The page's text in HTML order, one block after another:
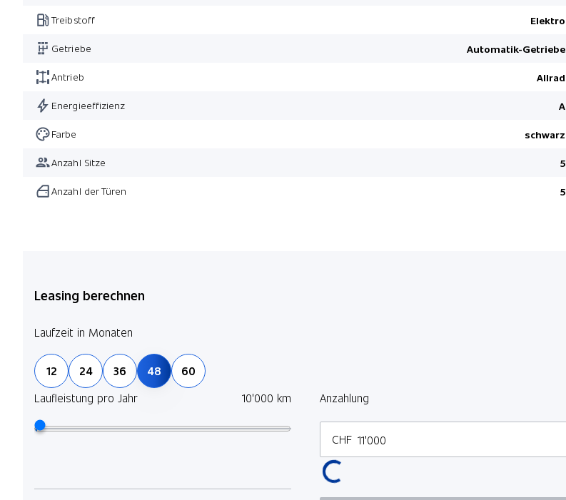
Treibstoff Elektro
Getriebe Automatik-Getriebe
Antrieb Allrad
Energieeffizienz A
Farbe schwarz
Anzahl Sitze 5
Anzahl der Türen 5
Leasing berechnen
Laufzeit in Monaten
12 24 36 48
60
Laufleistung pro Jahr
10'000 km Anzahlung
CHF